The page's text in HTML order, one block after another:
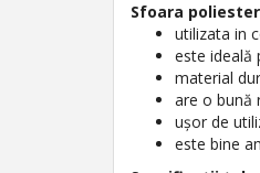
Sfoara
utilizata in
este ideală
material
are o bună
ușor de
este bine